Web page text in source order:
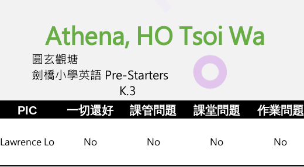
Athena, HO Tsoi Wa
圓玄觀塘
劍橋小學英語 Pre-Starters
K.3
PIC 一切還好 課管問題 課堂問題 作業問題
Lawrence Lo No No No No